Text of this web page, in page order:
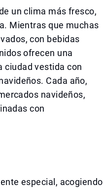
un clima más fresco,
Mientras que muchas
con bebidas
ofrecen una
ciudad vestida con
Cada año,
navideños,
con
especial, acogiendo